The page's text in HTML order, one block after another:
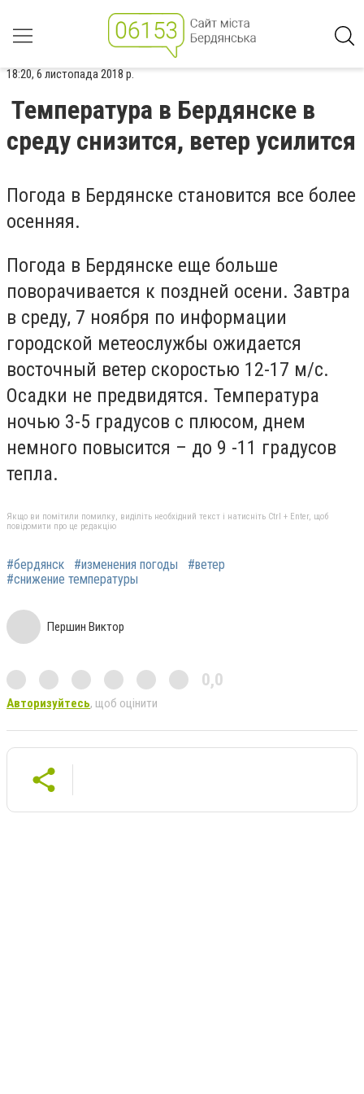
18:20, 6 листопада 2018 р.
Температура в Бердянске в
среду снизится, ветер усилится
Погода в Бердянске становится все более
осенняя.
Погода в Бердянске еще больше
поворачивается к поздней осени. Завтра
в среду, 7 ноября по информации
городской метеослужбы ожидается
восточный ветер скоростью 12-17 м/с.
Осадки не предвидятся. Температура
ночью 3-5 градусов с плюсом, днем
немного повысится – до 9 -11 градусов
тепла.
Якщо ви помітили помилку, виділіть необхідний текст і натисніть Ctrl + Enter, щоб
повідомити про це редакцію
#бердянск #изменения погоды
#ветер
#снижение температуры
Першин Виктор
0,0
Авторизуйтесь, щоб оцінити